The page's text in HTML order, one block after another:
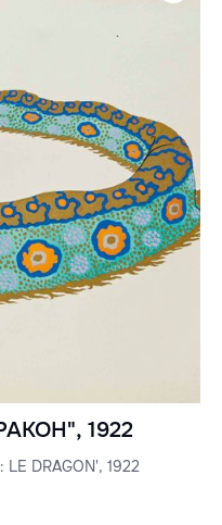
1922
LE DRAGON', 1922